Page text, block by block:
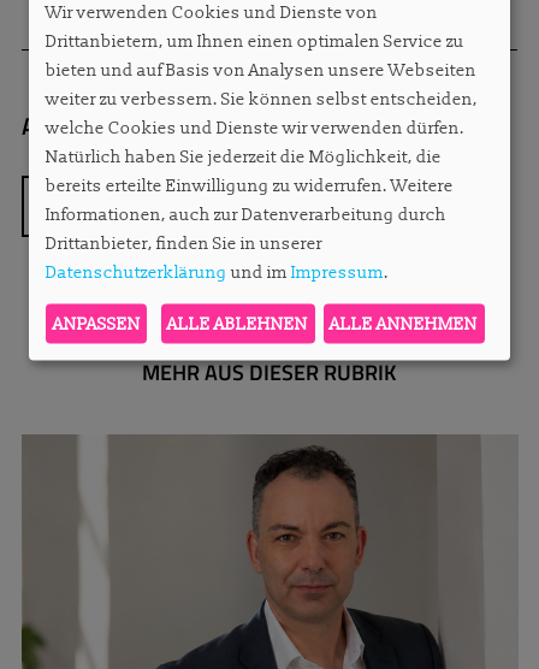
Autorin:Redaktion
ZURÜCK
MEHR AUS DIESER RUBRIK
Wir verwenden Cookies und Dienste von
Drittanbietern, um Ihnen einen optimalen Service zu
bieten und auf Basis von Analysen unsere Webseiten
weiter zu verbessern. Sie können selbst entscheiden,
welche Cookies und Dienste wir verwenden dürfen.
Natürlich haben Sie jederzeit die Möglichkeit, die
bereits erteilte Einwilligung zu widerrufen. Weitere
Informationen, auch zur Datenverarbeitung durch
Drittanbieter, finden Sie in unserer
Datenschutzerklärung und im Impressum.
ANPASSEN ALLE ABLEHNEN ALLE ANNEHMEN